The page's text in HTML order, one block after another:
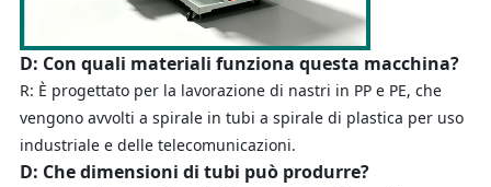
D: Con quali materiali funziona questa macchina?
R: È progettato per la lavorazione di nastri in PP e PE, che
vengono avvolti a spirale in tubi a spirale di plastica per uso
industriale e delle telecomunicazioni.
D: Che dimensioni di tubi può produrre?